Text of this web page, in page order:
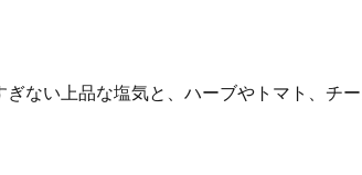
ない上品な塩気と、ハーブやトマト、